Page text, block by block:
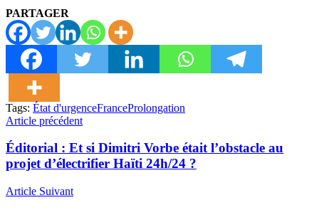
PARTAGER
Tags: État d'urgenceFranceProlongation
Article précédent
Éditorial : Et si Dimitri Vorbe était l’obstacle au
projet d’électrifier Haïti 24h/24 ?
Article Suivant